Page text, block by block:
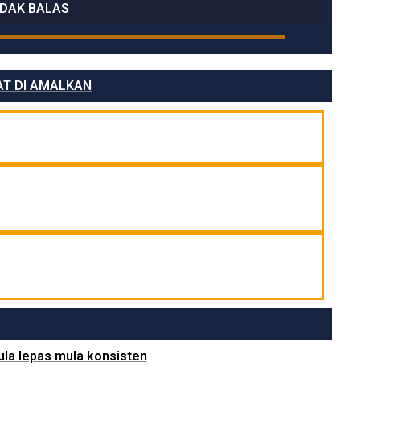
BALAS
DI AMALKAN
lepas mula konsisten